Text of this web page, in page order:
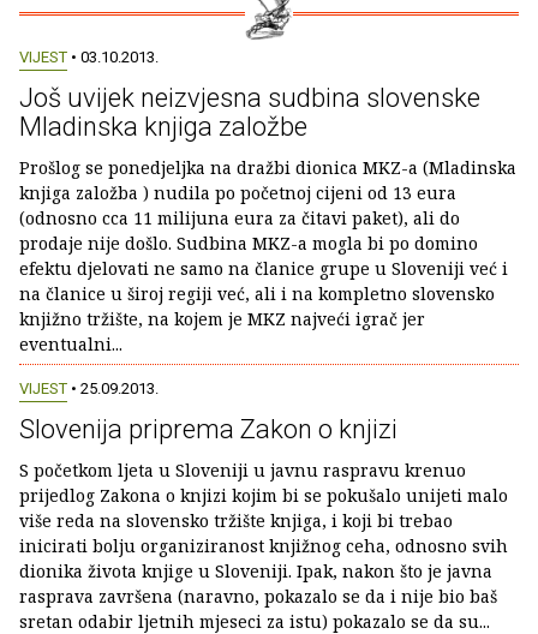
VIJEST • 03.10.2013.
Još uvijek neizvjesna sudbina slovenske
Mladinska knjiga založbe
Prošlog se ponedjeljka na dražbi dionica MKZ-a (Mladinska
knjiga založba ) nudila po početnoj cijeni od 13 eura
(odnosno cca 11 milijuna eura za čitavi paket), ali do
prodaje nije došlo. Sudbina MKZ-a mogla bi po domino
efektu djelovati ne samo na članice grupe u Sloveniji već i
na članice u široj regiji već, ali i na kompletno slovensko
knjižno tržište, na kojem je MKZ najveći igrač jer
eventualni...
VIJEST • 25.09.2013.
Slovenija priprema Zakon o knjizi
S početkom ljeta u Sloveniji u javnu raspravu krenuo
prijedlog Zakona o knjizi kojim bi se pokušalo unijeti malo
više reda na slovensko tržište knjiga, i koji bi trebao
inicirati bolju organiziranost knjižnog ceha, odnosno svih
dionika života knjige u Sloveniji. Ipak, nakon što je javna
rasprava završena (naravno, pokazalo se da i nije bio baš
sretan odabir ljetnih mjeseci za istu) pokazalo se da su...